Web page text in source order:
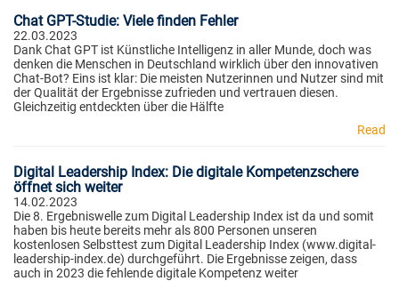
Chat GPT-Studie: Viele finden Fehler
22.03.2023
Dank Chat GPT ist Künstliche Intelligenz in aller Munde, doch was
denken die Menschen in Deutschland wirklich über den innovativen
Chat-Bot? Eins ist klar: Die meisten Nutzerinnen und Nutzer sind mit
der Qualität der Ergebnisse zufrieden und vertrauen diesen.
Gleichzeitig entdeckten über die Hälfte
Read
Digital Leadership Index: Die digitale Kompetenzschere
öffnet sich weiter
14.02.2023
Die 8. Ergebniswelle zum Digital Leadership Index ist da und somit
haben bis heute bereits mehr als 800 Personen unseren
kostenlosen Selbsttest zum Digital Leadership Index (www.digital-
leadership-index.de) durchgeführt. Die Ergebnisse zeigen, dass
auch in 2023 die fehlende digitale Kompetenz weiter